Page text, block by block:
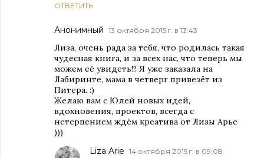
ОТВЕТИТЬ
Анонимный 13 октября 2015 г. в 13:43
Лиза, очень рада за тебя, что родилась такая
чудесная книга, и за всех нас, что теперь мы
можем её увидеть!!! Я уже заказала на
Лабиринте, мама в четверг привезёт из
Питера. :)
Желаю вам с Юлей новых идей,
вдохновения, проектов, всегда с
нетерпением ждём креатива от Лизы Арье
)))
Liza Arie 14 октября 2015 г. в 09:08